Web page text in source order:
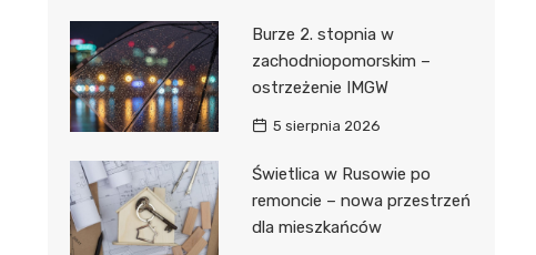
Burze 2. stopnia w
zachodniopomorskim –
ostrzeżenie IMGW
5 sierpnia 2026
Świetlica w Rusowie po
remoncie – nowa przestrzeń
dla mieszkańców